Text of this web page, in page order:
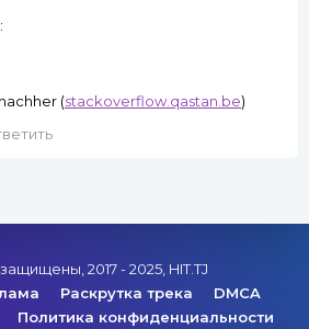
(stackoverflow.qastan.be)
2017 - 2025, HIT.TJ
Раскрутка трека
DMCA
Политика конфиденциальности